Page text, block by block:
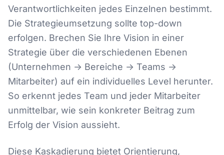
Verantwortlichkeiten jedes Einzelnen bestimmt.
Die Strategieumsetzung sollte top-down
erfolgen. Brechen Sie Ihre Vision in einer
Strategie über die verschiedenen Ebenen
(Unternehmen -> Bereiche -> Teams ->
Mitarbeiter) auf ein individuelles Level herunter.
So erkennt jedes Team und jeder Mitarbeiter
unmittelbar, wie sein konkreter Beitrag zum
Erfolg der Vision aussieht.
Diese Kaskadierung bietet Orientierung,